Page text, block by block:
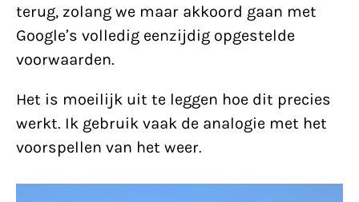
terug, zolang we maar akkoord gaan met
Google’s volledig eenzijdig opgestelde
voorwaarden.
Het is moeilijk uit te leggen hoe dit precies
werkt. Ik gebruik vaak de analogie met het
voorspellen van het weer.